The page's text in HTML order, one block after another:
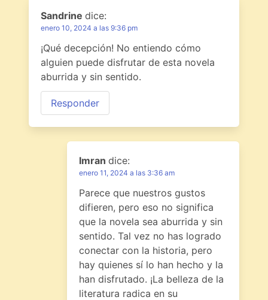
Sandrine dice:
enero 10, 2024 a las 9:36 pm
¡Qué decepción! No entiendo cómo
alguien puede disfrutar de esta novela
aburrida y sin sentido.
Responder
Imran dice:
enero 11, 2024 a las 3:36 am
Parece que nuestros gustos
difieren, pero eso no significa
que la novela sea aburrida y sin
sentido. Tal vez no has logrado
conectar con la historia, pero
hay quienes sí lo han hecho y la
han disfrutado. ¡La belleza de la
literatura radica en su